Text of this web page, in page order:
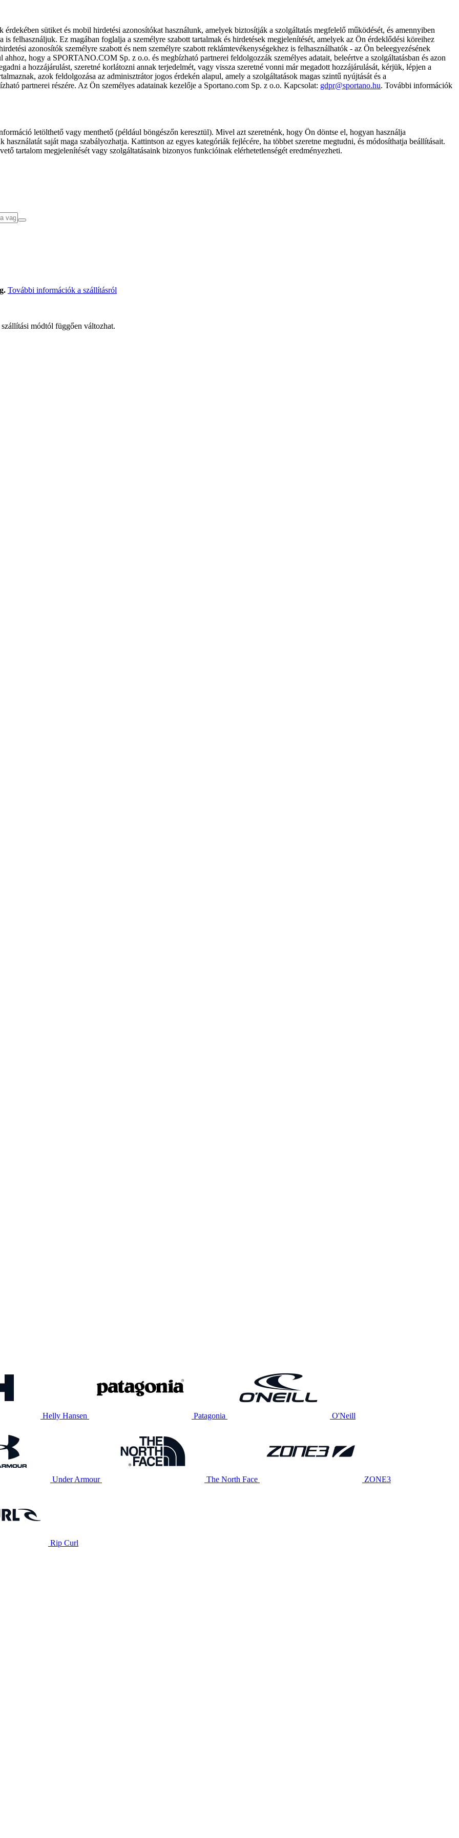
sütiket és mobil hirdetési azonosítókat használunk, amelyek biztosítják a szolgáltatás megfelelő működését, és amennyiben
is felhasználjuk. Ez magában foglalja a személyre szabott tartalmak és hirdetések megjelenítését, amelyek az Ön érdeklődési köreihez
azonosítók személyre szabott és nem személyre szabott reklámtevékenységekhez is felhasználhatók - az Ön beleegyezésének
hogy a SPORTANO.COM Sp. z o.o. és megbízható partnerei feldolgozzák személyes adatait, beleértve a szolgáltatásban és azon
a hozzájárulást, szeretné korlátozni annak terjedelmét, vagy vissza szeretné vonni már megadott hozzájárulását, kérjük, lépjen a
azok feldolgozása az adminisztrátor jogos érdekén alapul, amely a szolgáltatások magas szintű nyújtását és a
partnerei részére. Az Ön személyes adatainak kezelője a Sportano.com Sp. z o.o. Kapcsolat: gdpr@sportano.hu. További információk
letölthető vagy menthető (például böngészőn keresztül). Mivel azt szeretnénk, hogy Ön döntse el, hogyan használja
saját maga szabályozhatja. Kattintson az egyes kategóriák fejlécére, ha többet szeretne megtudni, és módosíthatja beállításait.
tartalom megjelenítését vagy szolgáltatásaink bizonyos funkcióinak elérhetetlenségét eredményezheti.
További információk a szállításról
módtól függően változhat.
Helly Hansen Patagonia O'Neill
Under Armour The North Face ZONE3
Rip Curl